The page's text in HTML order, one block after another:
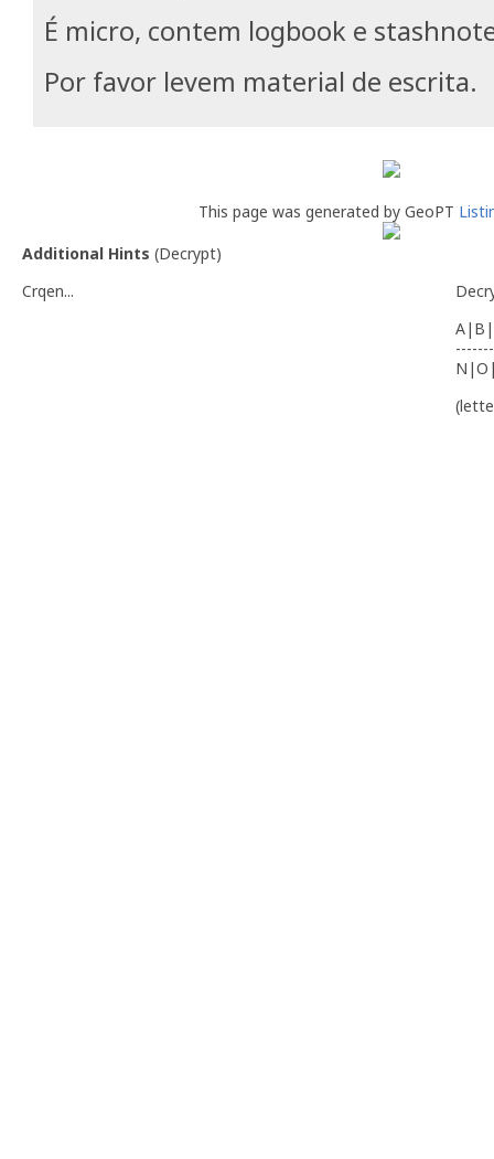
É micro, contem logbook e
Por favor levem material de escrita.
This page was generated by GeoPT
Additional Hints (Decrypt)
Crqen...